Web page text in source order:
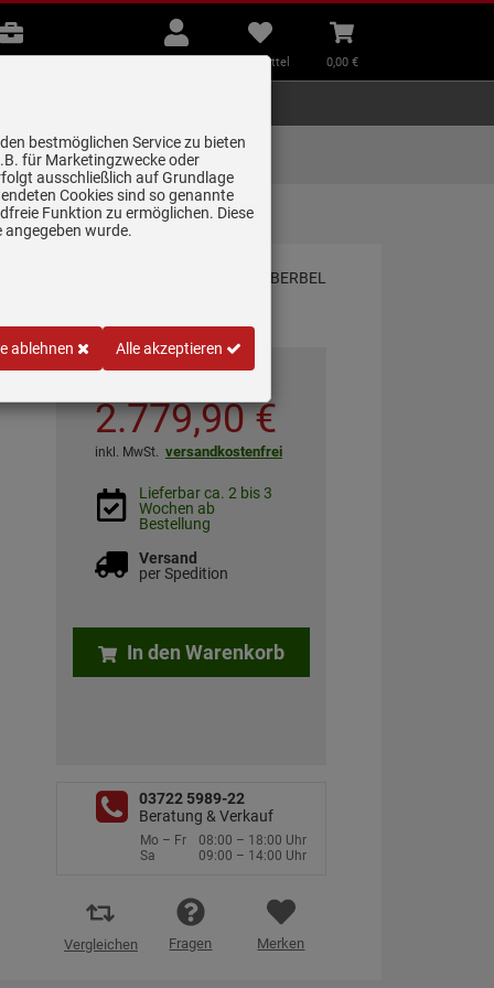
Beratung
Mein
Konto
Merkzettel
aufklappen
Merkzettel
Warenkorb
aufklappen
0,00 €
Lieferung zum
Wunschtermin
2.779,90 €
inkl. MwSt. versandkostenfrei
Lieferbar ca. 2 bis 3
Wochen ab
Bestellung
Versand
per Spedition
In den Warenkorb
03722 5989-22
Beratung & Verkauf
Mo – Fr
08:00 – 18:00 Uhr
Sa
09:00 – 14:00 Uhr
Vergleichen Fragen Merken
bestmöglichen Service zu bieten
für Marketingzwecke oder
ausschließlich auf Grundlage
Cookies sind so genannte
Funktion zu ermöglichen. Diese
angegeben wurde.
ablehnen Alle akzeptieren